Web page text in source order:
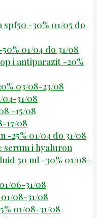
-30% 01/05 do
01/04 do 31/08
i antiparazit -20%
03/08-23/08
04-31/08
-15/08
17/08
-25% 01/04 do 31/08
serum i hyaluron
50 ml -30% 01/08-
06-31/08
08-31/08
01/08-31/08